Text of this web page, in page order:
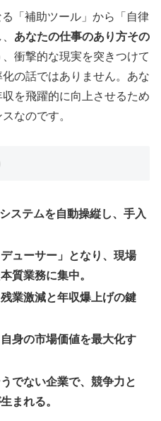
「補助ツール」から「自律
あなたの仕事のあり方その
、衝撃的な現実を突きつけて
の話ではありません。あな
を飛躍的に向上させるため
なのです。
ステムを自動操縦し、手入
ューサー」となり、現場
質業務に集中。
業激減と年収爆上げの鍵
身の市場価値を最大化す
でない企業で、競争力と
まれる。